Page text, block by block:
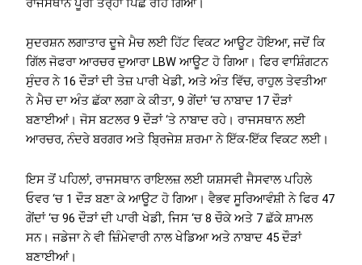
ਸੁਦਰਸ਼ਨ ਲਗਾਤਾਰ ਦੂਜੇ ਮੈਚ ਲਈ ਹਿੱਟ ਵਿਕਟ ਆਊਟ ਹੋਇਆ, ਜਦੋਂ ਕਿ
ਗਿੱਲ ਜੋਫਰਾ ਆਰਚਰ ਦੁਆਰਾ LBW ਆਊਟ ਹੋ ਗਿਆ। ਫਿਰ ਵਾਸ਼ਿੰਗਟਨ
ਸੁੰਦਰ ਨੇ 16 ਦੌੜਾਂ ਦੀ ਤੇਜ਼ ਪਾਰੀ ਖੇਡੀ, ਅਤੇ ਅੰਤ ਵਿੱਚ, ਰਾਹੁਲ ਤੇਵਤੀਆ
ਨੇ ਮੈਚ ਦਾ ਅੰਤ ਛੱਕਾ ਲਗਾ ਕੇ ਕੀਤਾ, 9 ਗੇਂਦਾਂ ‘ਚ ਨਾਬਾਦ 17 ਦੌੜਾਂ
ਬਣਾਈਆਂ। ਜੋਸ ਬਟਲਰ 9 ਦੌੜਾਂ ‘ਤੇ ਨਾਬਾਦ ਰਹੇ। ਰਾਜਸਥਾਨ ਲਈ
ਆਰਚਰ, ਨੰਦਰੇ ਬਰਗਰ ਅਤੇ ਬ੍ਰਿਜੇਸ਼ ਸ਼ਰਮਾ ਨੇ ਇੱਕ-ਇੱਕ ਵਿਕਟ ਲਈ।
ਇਸ ਤੋਂ ਪਹਿਲਾਂ, ਰਾਜਸਥਾਨ ਰਾਇਲਜ਼ ਲਈ ਯਸ਼ਸਵੀ ਜੈਸਵਾਲ ਪਹਿਲੇ
ਓਵਰ ‘ਚ 1 ਦੌੜ ਬਣਾ ਕੇ ਆਊਟ ਹੋ ਗਿਆ। ਵੈਭਵ ਸੂਰਿਆਵੰਸ਼ੀ ਨੇ ਫਿਰ 47
ਗੇਂਦਾਂ ‘ਚ 96 ਦੌੜਾਂ ਦੀ ਪਾਰੀ ਖੇਡੀ, ਜਿਸ ‘ਚ 8 ਚੌਕੇ ਅਤੇ 7 ਛੱਕੇ ਸ਼ਾਮਲ
ਸਨ। ਜਡੇਜਾ ਨੇ ਵੀ ਜ਼ਿੰਮੇਵਾਰੀ ਨਾਲ ਖੇਡਿਆ ਅਤੇ ਨਾਬਾਦ 45 ਦੌੜਾਂ
ਬਣਾਈਆਂ।